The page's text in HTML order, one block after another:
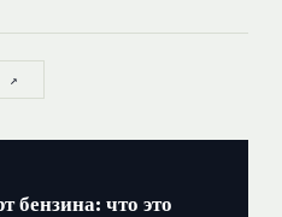
↗
бензина: что это